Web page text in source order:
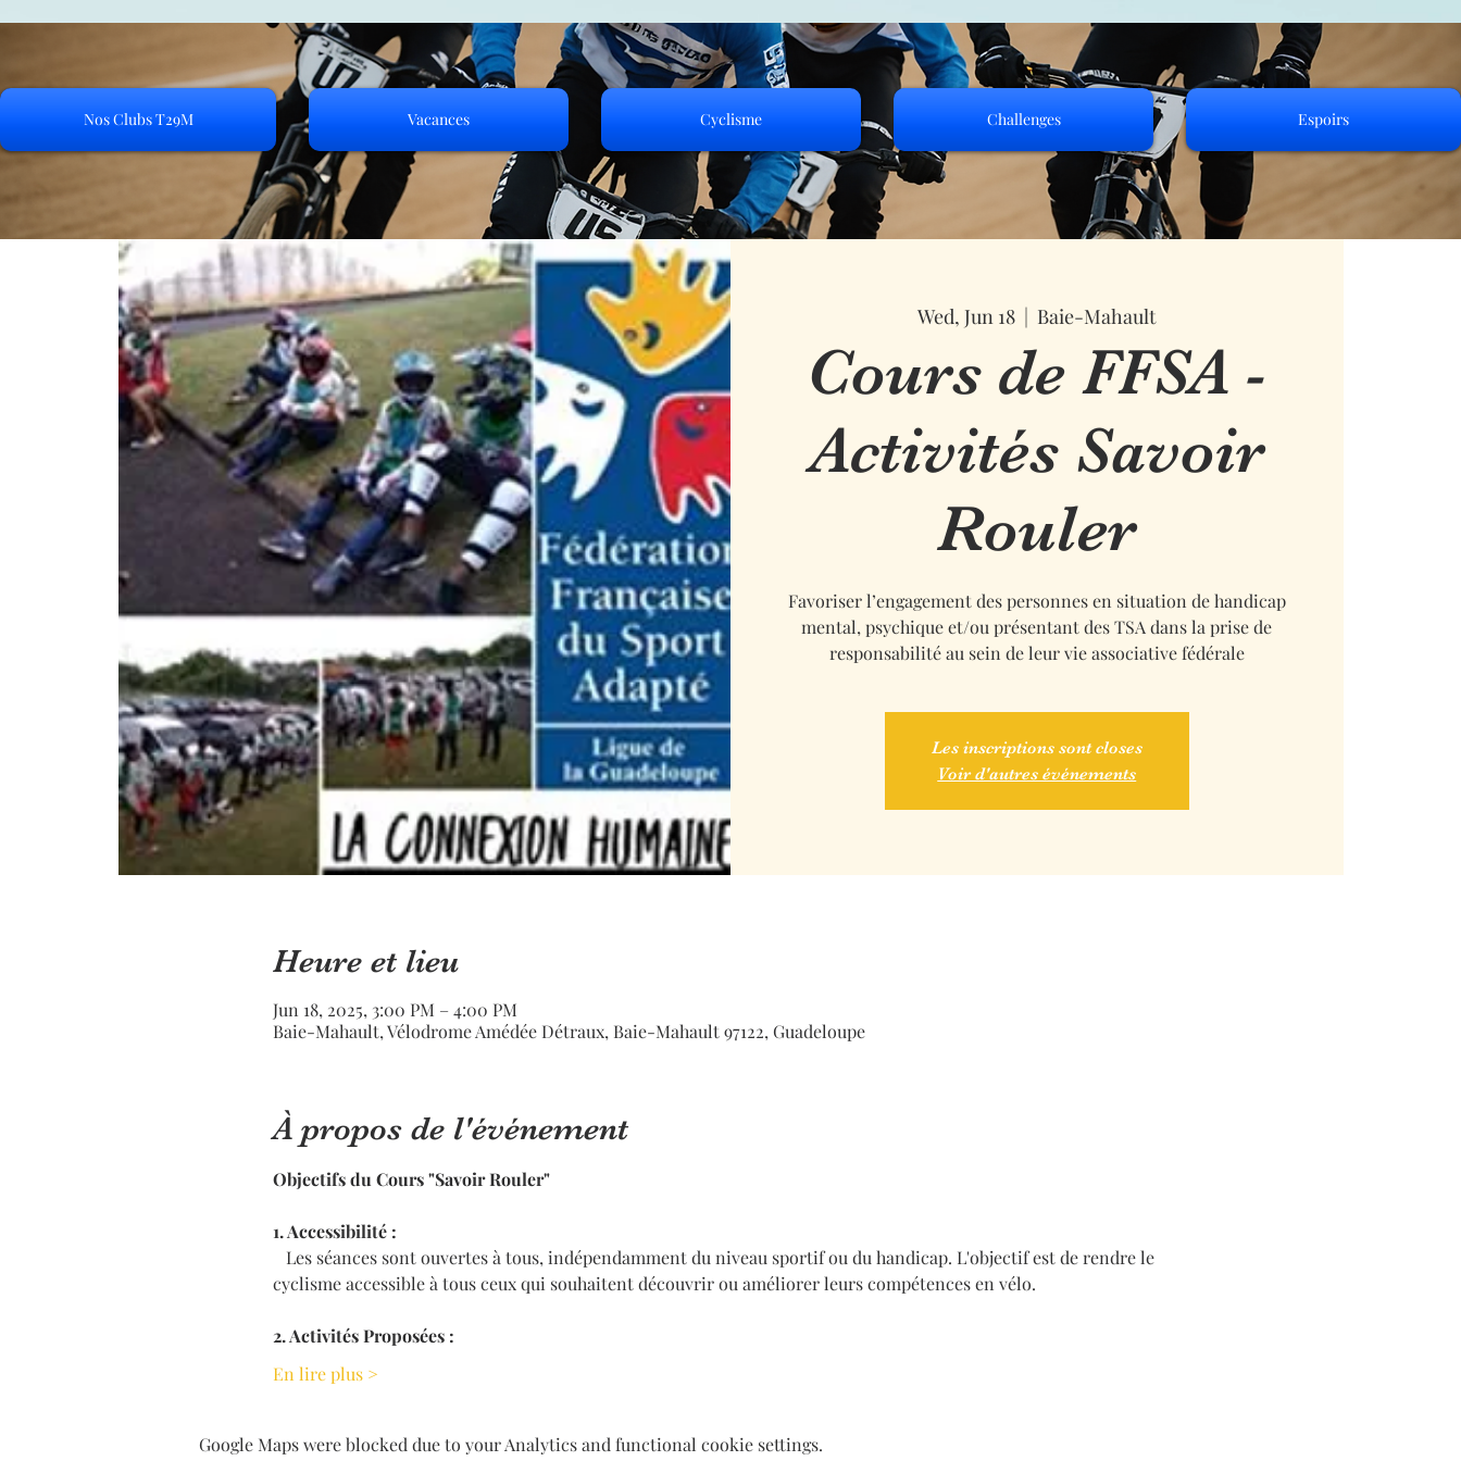
Nos Clubs T29M Vacances Cyclisme Challenges Espoirs
Wed, Jun 18
  |
Baie-Mahault
Cours de FFSA -
Activités Savoir
Rouler
Favoriser l’engagement des personnes en situation de handicap
mental, psychique et/ou présentant des TSA dans la prise de
responsabilité au sein de leur vie associative fédérale
Les inscriptions sont closes
Voir d'autres événements
Heure et lieu
Jun 18, 2025, 3:00 PM – 4:00 PM
Baie-Mahault, Vélodrome Amédée Détraux, Baie-Mahault 97122, Guadeloupe
À propos de l'événement
Objectifs du Cours "Savoir Rouler"
1. Accessibilité :
Les séances sont ouvertes à tous, indépendamment du niveau sportif ou du handicap. L'objectif est de rendre le
cyclisme accessible à tous ceux qui souhaitent découvrir ou améliorer leurs compétences en vélo.
2. Activités Proposées :
En lire plus >
Google Maps were blocked due to your Analytics and functional cookie settings.